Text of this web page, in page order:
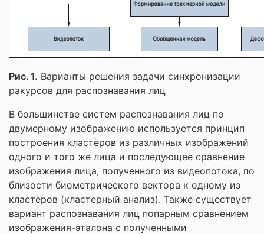
Рис. 1. Варианты решения задачи синхронизации
ракурсов для распознавания лиц
В большинстве систем распознавания лиц по
двумерному изображению используется принцип
построения кластеров из различных изображений
одного и того же лица и последующее сравнение
изображения лица, полученного из видеопотока, по
близости биометрического вектора к одному из
кластеров (кластерный анализ). Также существует
вариант распознавания лиц попарным сравнением
изображения-эталона с полученными